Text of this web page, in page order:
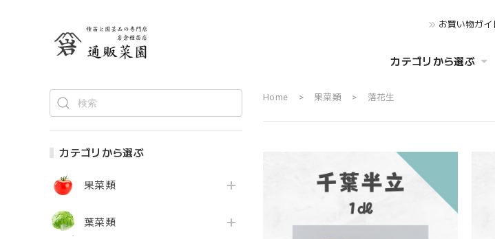
お買い物ガイ
カテゴリから選ぶ
カテゴリから選ぶ
果菜類
葉菜類
Home 果菜類 落花生